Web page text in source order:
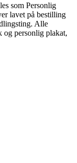
som Personlig
lavet på bestilling
Alle
og personlig plakat,